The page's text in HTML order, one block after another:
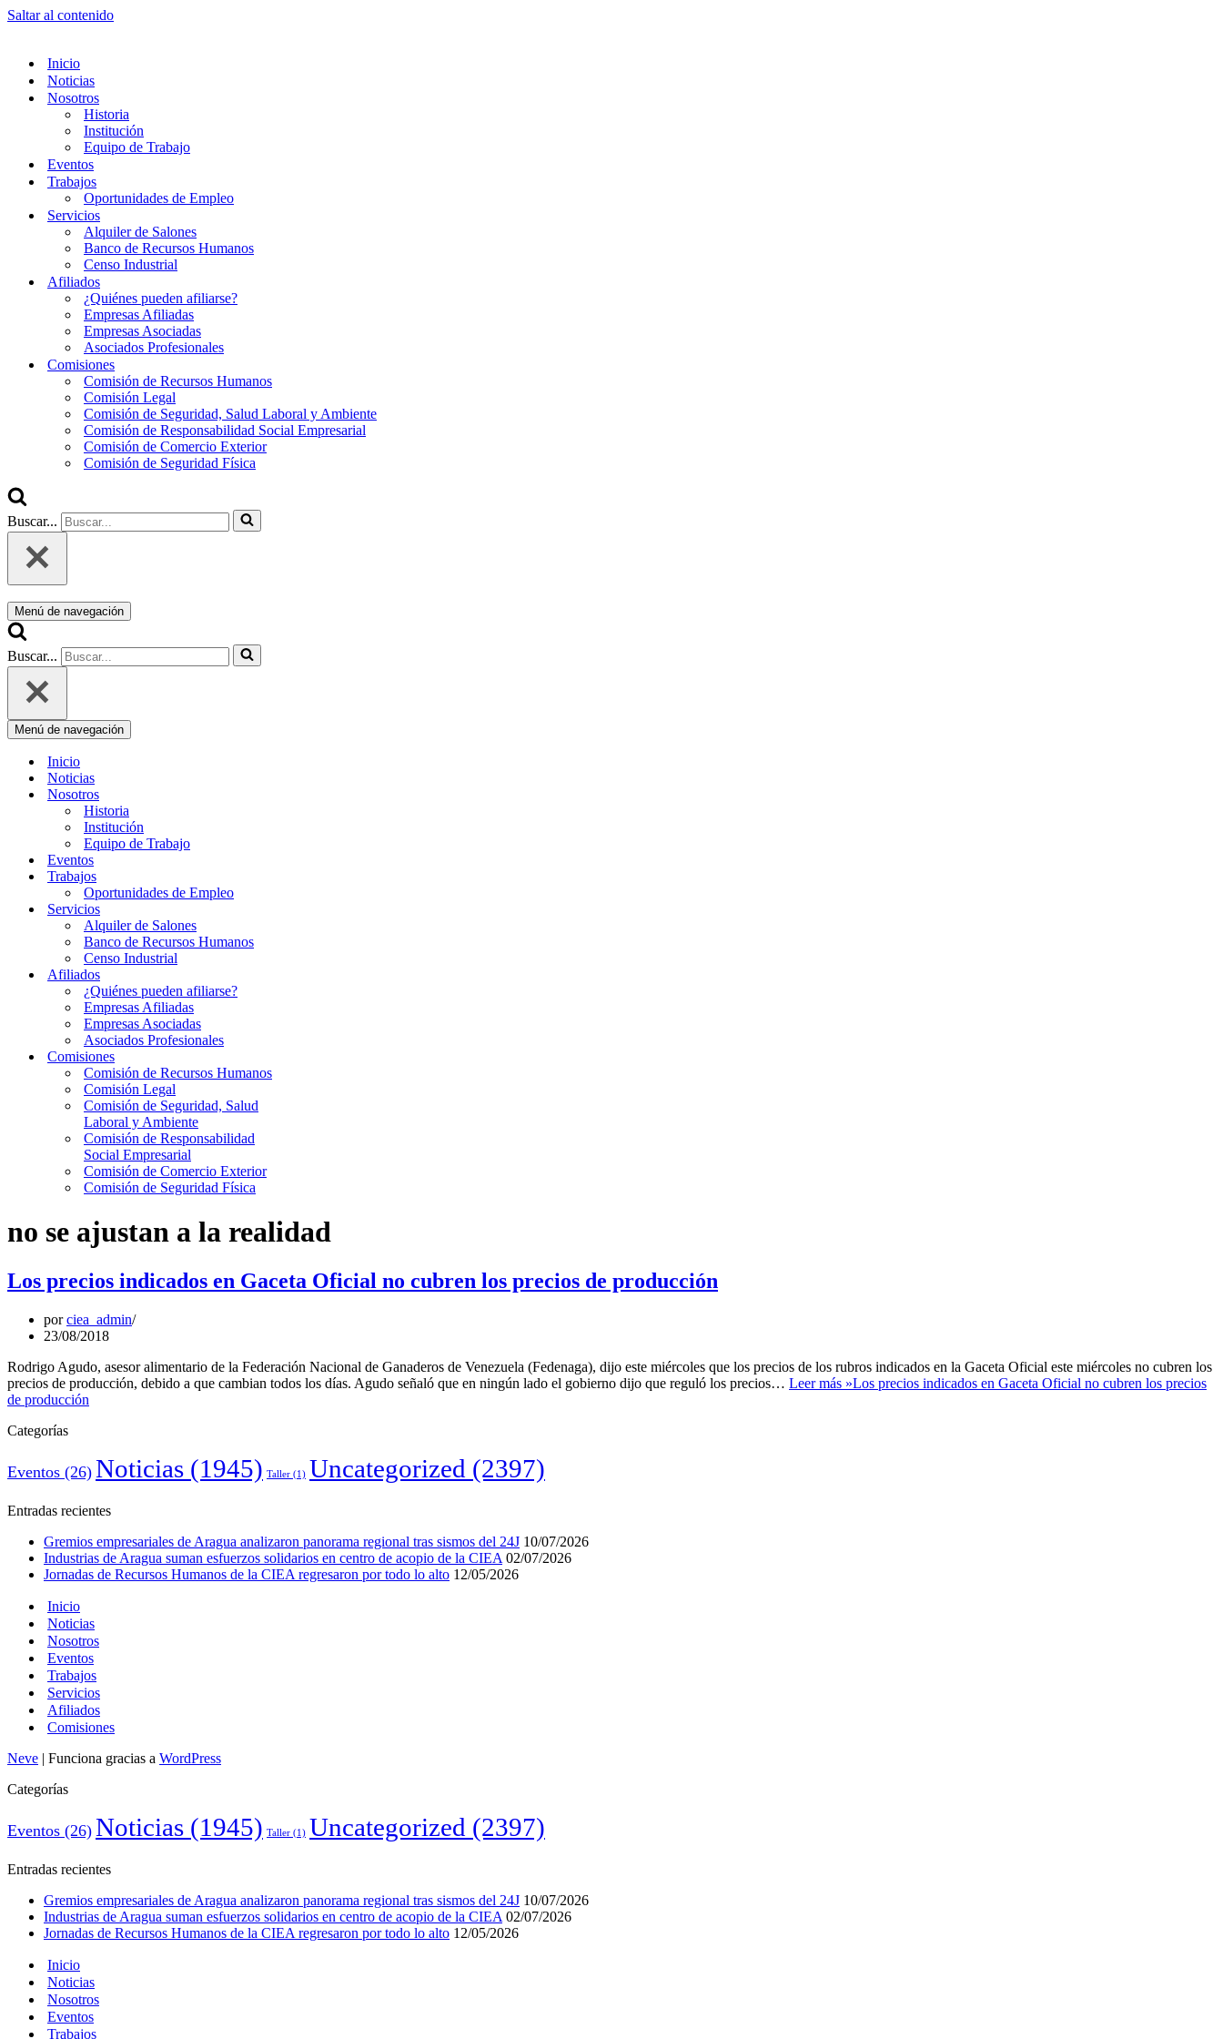
Saltar al contenido
Inicio
Noticias
Nosotros
Historia
Institución
Equipo de Trabajo
Eventos
Trabajos
Oportunidades de Empleo
Servicios
Alquiler de Salones
Banco de Recursos Humanos
Censo Industrial
Afiliados
¿Quiénes pueden afiliarse?
Empresas Afiliadas
Empresas Asociadas
Asociados Profesionales
Comisiones
Comisión de Recursos Humanos
Comisión Legal
Comisión de Seguridad, Salud Laboral y Ambiente
Comisión de Responsabilidad Social Empresarial
Comisión de Comercio Exterior
Comisión de Seguridad Física
Buscar...
Menú de navegación
Buscar...
Menú de navegación
Inicio
Noticias
Nosotros
Historia
Institución
Equipo de Trabajo
Eventos
Trabajos
Oportunidades de Empleo
Servicios
Alquiler de Salones
Banco de Recursos Humanos
Censo Industrial
Afiliados
¿Quiénes pueden afiliarse?
Empresas Afiliadas
Empresas Asociadas
Asociados Profesionales
Comisiones
Comisión de Recursos Humanos
Comisión Legal
Comisión de Seguridad, Salud
Laboral y Ambiente
Comisión de Responsabilidad
Social Empresarial
Comisión de Comercio Exterior
Comisión de Seguridad Física
no se ajustan a la realidad
Los precios indicados en Gaceta Oficial no cubren los precios de producción
porciea_admin
23/08/2018
Rodrigo Agudo, asesor alimentario de la Federación Nacional de Ganaderos de Venezuela (Fedenaga), dijo este miércoles que los precios de los rubros indicados en la Gaceta Oficial este miércoles no cubren los
precios de producción, debido a que cambian todos los días. Agudo señaló que en ningún lado el gobierno dijo que reguló los precios… Leer más »Los precios indicados en Gaceta Oficial no cubren los precios
de producción
Categorías
Eventos (26) Noticias (1945) Taller (1) Uncategorized (2397)
Entradas recientes
Gremios empresariales de Aragua analizaron panorama regional tras sismos del 24J 10/07/2026
Industrias de Aragua suman esfuerzos solidarios en centro de acopio de la CIEA 02/07/2026
Jornadas de Recursos Humanos de la CIEA regresaron por todo lo alto 12/05/2026
Inicio
Noticias
Nosotros
Eventos
Trabajos
Servicios
Afiliados
Comisiones
Neve | Funciona gracias a WordPress
Categorías
Eventos (26) Noticias (1945) Taller (1) Uncategorized (2397)
Entradas recientes
Gremios empresariales de Aragua analizaron panorama regional tras sismos del 24J 10/07/2026
Industrias de Aragua suman esfuerzos solidarios en centro de acopio de la CIEA 02/07/2026
Jornadas de Recursos Humanos de la CIEA regresaron por todo lo alto 12/05/2026
Inicio
Noticias
Nosotros
Eventos
Trabajos